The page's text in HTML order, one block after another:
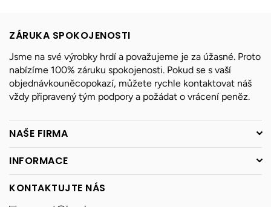
ZÁRUKA SPOKOJENOSTI
Jsme na své výrobky hrdí a považujeme je za úžasné. Proto
nabízíme 100% záruku spokojenosti. Pokud se s vaší
objednávkouněcopokazí, můžete rychle kontaktovat náš
vždy připravený tým podpory a požádat o vrácení peněz.
NAŠE FIRMA
INFORMACE
KONTAKTUJTE NÁS